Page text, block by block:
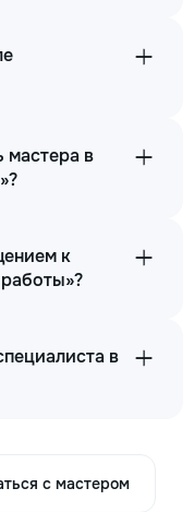
мастера в
к
в
с мастером